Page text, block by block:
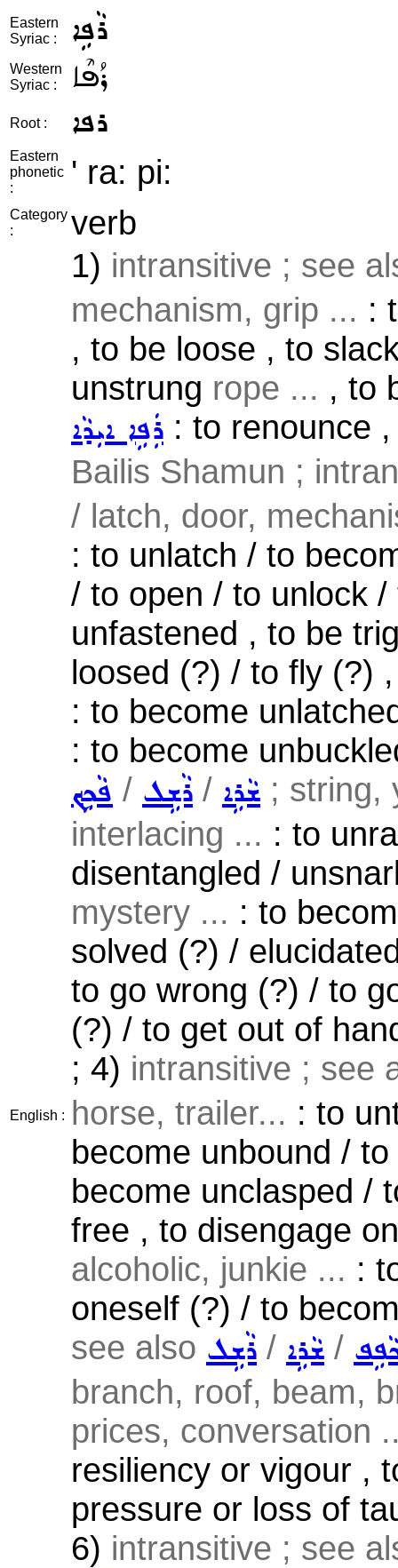
Eastern
Syriac :
ܪܵܦܹܐ
Western
Syriac :
ܪܳܦܶܐ
Root : ܪܦܐ
Eastern
phonetic
:
' ra: pi:
Category
:
verb
English :
1) intransitive ; see
mechanism, grip ... :
, to be loose , to
unstrung rope ... , to
ܪܲܦܹܐ ܐܝܼܕܵܐ : to renounce
Bailis Shamun ;
/ latch, door,
: to unlatch / to
/ to open / to unlock
unfastened , to be
loosed (?) / to fly (?)
: to become
: to become
ܦܵܟܹܟ݂ / ܪܵܫܹܠ / ܫܵܪܹܐ ; string,
interlacing ... : to
disentangled /
mystery ... : to
solved (?) /
to go wrong (?) / to
(?) / to get out of
; 4) intransitive ; see
horse, trailer... : to
become unbound /
become unclasped /
free , to disengage
alcoholic, junkie ... :
oneself (?) / to
see also ܪܵܫܹܠ / ܫܵܪܹܐ /
branch, roof, beam,
prices, conversation
resiliency or vigour ,
pressure or loss of
6) intransitive ; see